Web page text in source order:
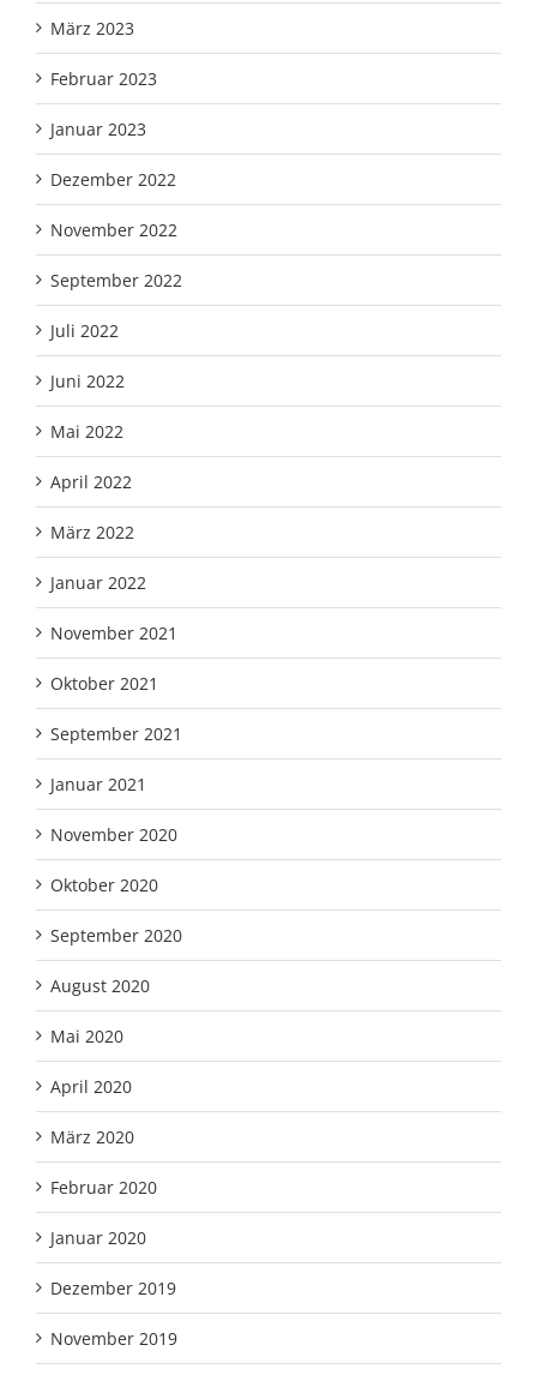
März 2023
Februar 2023
Januar 2023
Dezember 2022
November 2022
September 2022
Juli 2022
Juni 2022
Mai 2022
April 2022
März 2022
Januar 2022
November 2021
Oktober 2021
September 2021
Januar 2021
November 2020
Oktober 2020
September 2020
August 2020
Mai 2020
April 2020
März 2020
Februar 2020
Januar 2020
Dezember 2019
November 2019